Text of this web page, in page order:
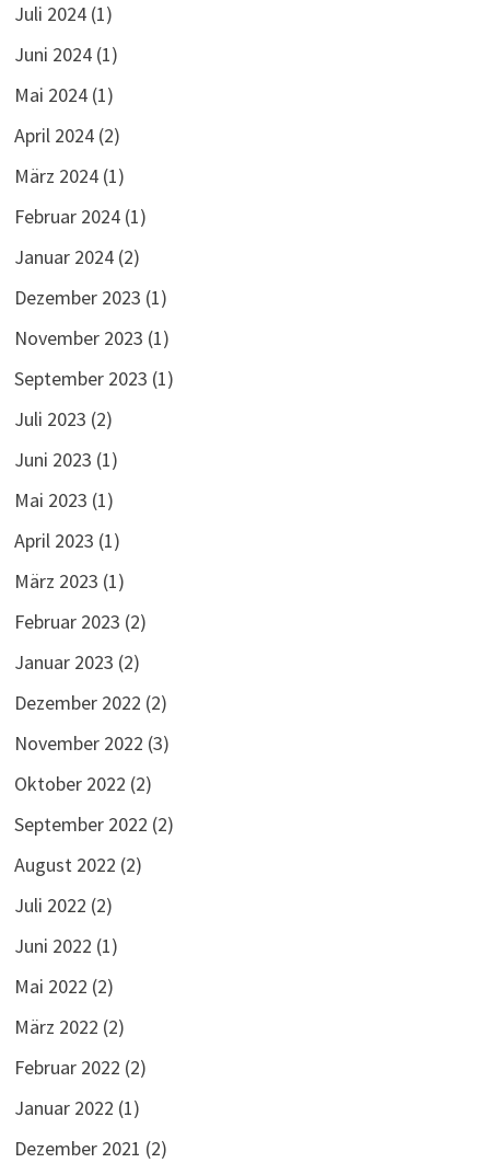
Juli 2024(1)
Juni 2024(1)
Mai 2024(1)
April 2024(2)
März 2024(1)
Februar 2024(1)
Januar 2024(2)
Dezember 2023 (1)
November 2023 (1)
September 2023 (1)
Juli 2023 (2)
Juni 2023 (1)
Mai 2023 (1)
April 2023 (1)
März 2023 (1)
Februar 2023 (2)
Januar 2023 (2)
Dezember 2022 (2)
November 2022 (3)
Oktober 2022 (2)
September 2022 (2)
August 2022 (2)
Juli 2022 (2)
Juni 2022 (1)
Mai 2022 (2)
März 2022 (2)
Februar 2022 (2)
Januar 2022 (1)
Dezember 2021 (2)